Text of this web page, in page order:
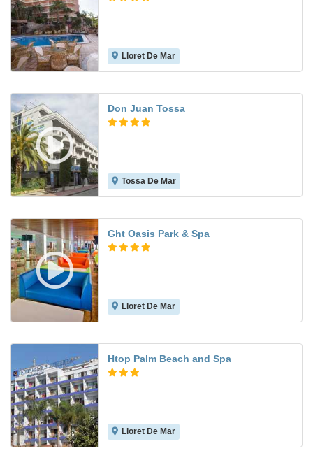
Lloret De Mar
Don Juan Tossa
Tossa De Mar
Ght Oasis Park & Spa
Lloret De Mar
Htop Palm Beach and Spa
Lloret De Mar